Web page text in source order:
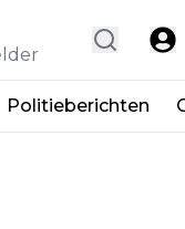
Politieberichten